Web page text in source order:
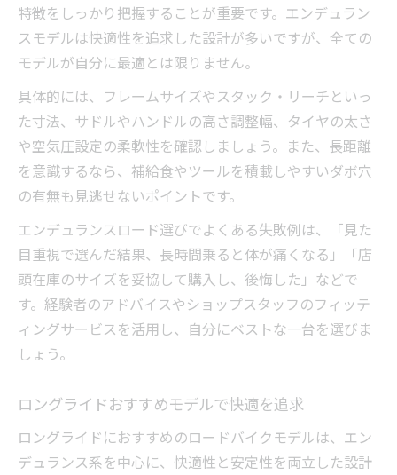
特徴をしっかり把握することが重要です。エンデュラン
スモデルは快適性を追求した設計が多いですが、全ての
モデルが自分に最適とは限りません。
具体的には、フレームサイズやスタック・リーチといっ
た寸法、サドルやハンドルの高さ調整幅、タイヤの太さ
や空気圧設定の柔軟性を確認しましょう。また、長距離
を意識するなら、補給食やツールを積載しやすいダボ穴
の有無も見逃せないポイントです。
エンデュランスロード選びでよくある失敗例は、「見た
目重視で選んだ結果、長時間乗ると体が痛くなる」「店
頭在庫のサイズを妥協して購入し、後悔した」などで
す。経験者のアドバイスやショップスタッフのフィッテ
ィングサービスを活用し、自分にベストな一台を選びま
しょう。
ロングライドおすすめモデルで快適を追求
ロングライドにおすすめのロードバイクモデルは、エン
デュランス系を中心に、快適性と安定性を両立した設計